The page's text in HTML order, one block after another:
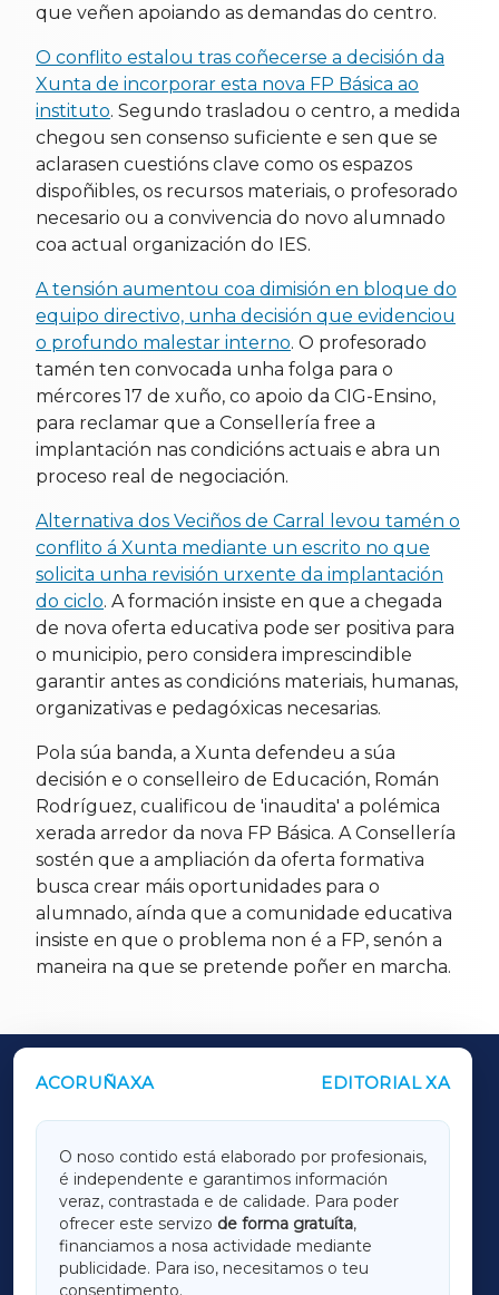
que veñen apoiando as demandas do centro.
O conflito estalou tras coñecerse a decisión da
Xunta de incorporar esta nova FP Básica ao
instituto. Segundo trasladou o centro, a medida
chegou sen consenso suficiente e sen que se
aclarasen cuestións clave como os espazos
dispoñibles, os recursos materiais, o profesorado
necesario ou a convivencia do novo alumnado
coa actual organización do IES.
A tensión aumentou coa dimisión en bloque do
equipo directivo, unha decisión que evidenciou
o profundo malestar interno. O profesorado
tamén ten convocada unha folga para o
mércores 17 de xuño, co apoio da CIG-Ensino,
para reclamar que a Consellería free a
implantación nas condicións actuais e abra un
proceso real de negociación.
Alternativa dos Veciños de Carral levou tamén o
conflito á Xunta mediante un escrito no que
solicita unha revisión urxente da implantación
do ciclo. A formación insiste en que a chegada
de nova oferta educativa pode ser positiva para
o municipio, pero considera imprescindible
garantir antes as condicións materiais, humanas,
organizativas e pedagóxicas necesarias.
Pola súa banda, a Xunta defendeu a súa
decisión e o conselleiro de Educación, Román
Rodríguez, cualificou de 'inaudita' a polémica
xerada arredor da nova FP Básica. A Consellería
sostén que a ampliación da oferta formativa
busca crear máis oportunidades para o
alumnado, aínda que a comunidade educativa
insiste en que o problema non é a FP, senón a
maneira na que se pretende poñer en marcha.
ACORUÑAXA EDITORIAL XA
O noso contido está elaborado por profesionais,
é independente e garantimos información
veraz, contrastada e de calidade. Para poder
ofrecer este servizo de forma gratuíta,
financiamos a nosa actividade mediante
publicidade. Para iso, necesitamos o teu
consentimento.
OUTROS PERIÓDICOS
LUGOXA
TERRACHAXA